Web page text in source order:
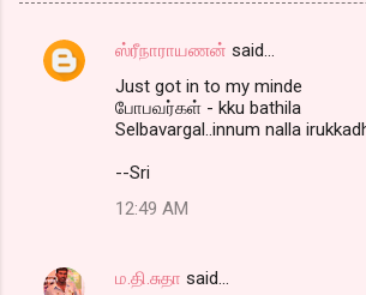
C
ஸ்ரீநாராயணன் said…
Just got in to my minde
போபவர்கள் - kku bathila
Selbavargal..innum nalla
--Sri
12:49 AM
ம.தி.சுதா said…